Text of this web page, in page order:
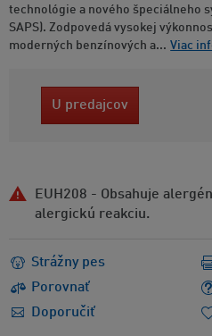
technológie a nového špeciálneho
SAPS). Zodpovedá vysokej
moderných benzínových a... Viac
U predajcov
EUH208 - Obsahuje
alergickú reakciu.
Strážny pes
Porovnať
Doporučiť